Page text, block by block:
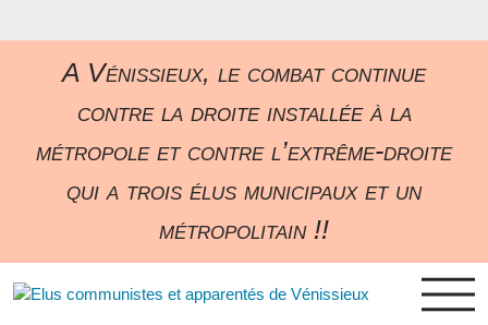
A Vénissieux, le combat continue
contre la droite installée à la
métropole et contre l’extrême-droite
qui a trois élus municipaux et un
métropolitain !!